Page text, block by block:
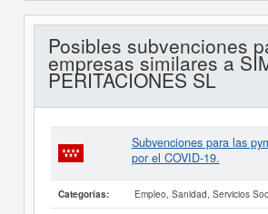
Posibles subvenciones
empresas similares a
PERITACIONES SL
Subvenciones para las
por el COVID-19.
Categorías: Empleo, Sanidad, Servicios